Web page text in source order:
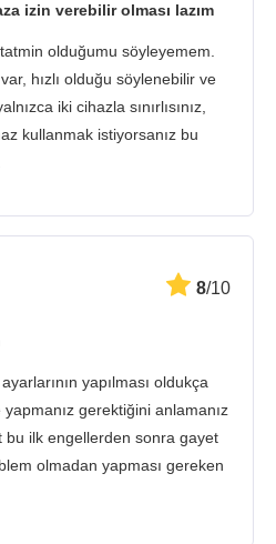
izin verebilir olması lazım
olduğumu söyleyemem.
hızlı olduğu söylenebilir ve
iki cihazla sınırlısınız,
kullanmak istiyorsanız bu
8/10
yapılması oldukça
yapmanız gerektiğini anlamanız
bu ilk engellerden sonra gayet
olmadan yapması gereken